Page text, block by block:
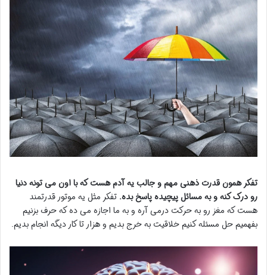
تفکر همون قدرت ذهنی مهم و جالب یه آدم هست که با اون می تونه دنیا
رو درک کنه و به مسائل پیچیده پاسخ بده. تفکر مثل یه موتور قدرتمند
هست که مغز رو به حرکت درمی آره و به ما اجازه می ده که حرف بزنیم
بفهمیم حل مسئله کنیم خلاقیت به خرج بدیم و هزار تا کار دیگه انجام بدیم.